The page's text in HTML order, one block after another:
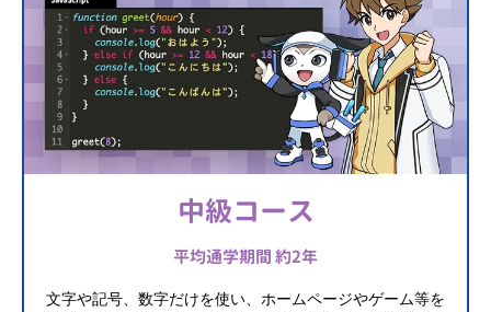
中級コース
平均通学期間 約2年
文字や記号、数字だけを使い、ホームページやゲーム等を